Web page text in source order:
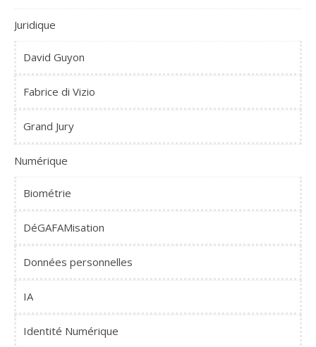
Juridique
David Guyon
Fabrice di Vizio
Grand Jury
Numérique
Biométrie
DéGAFAMisation
Données personnelles
IA
Identité Numérique